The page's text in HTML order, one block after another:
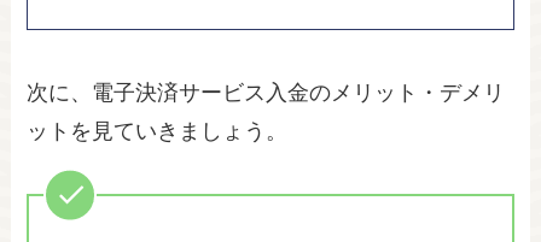
次に、電子決済サービス入金のメリット・デメリ
ットを見ていきましょう。